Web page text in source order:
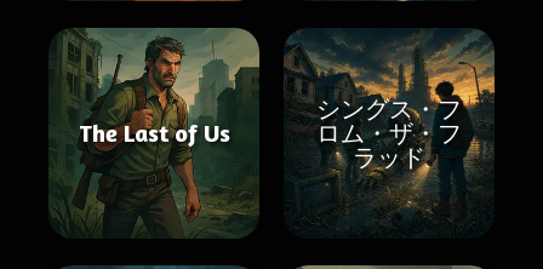
The Last of Us
シングス・フ
ロム・ザ・フ
ラッド